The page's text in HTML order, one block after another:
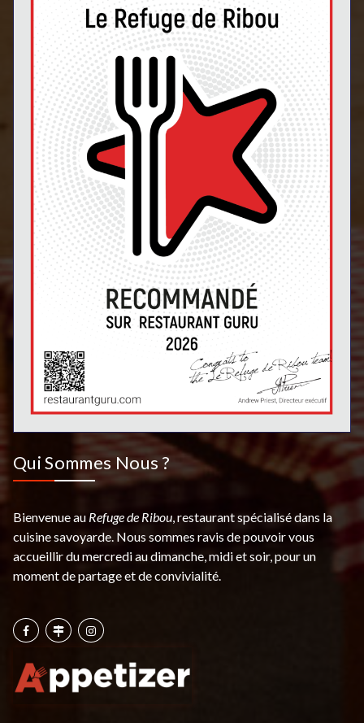
Qui Sommes Nous ?
Bienvenue au Refuge de Ribou, restaurant spécialisé dans la
cuisine savoyarde. Nous sommes ravis de pouvoir vous
accueillir du mercredi au dimanche, midi et soir, pour un
moment de partage et de convivialité.